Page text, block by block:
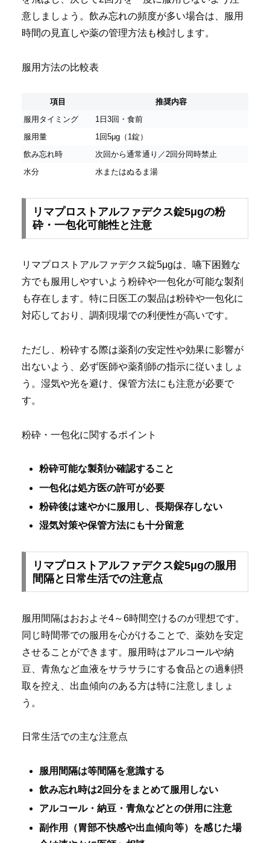
意しましょう。飲み忘れの頻度が多い場合は、服用
時間の見直しや薬の管理方法も検討します。
服用方法の比較表
項目
推奨内容
服用タイミング
1日3回・食前
服用量
1回5μg（1錠）
飲み忘れ時
次回から通常通り／2回分同時禁止
水分
水またはぬるま湯
リマプロストアルファデクス錠5μgの粉
砕・一包化可能性と注意
リマプロストアルファデクス錠5μgは、嚥下困難な
方でも服用しやすいよう粉砕や一包化が可能な製剤
も存在します。特に日医工の製品は粉砕や一包化に
対応しており、調剤現場での利便性が高いです。
ただし、粉砕する際は薬剤の安定性や効果に影響が
出ないよう、必ず医師や薬剤師の指示に従いましょ
う。湿気や光を避け、保管方法にも注意が必要で
す。
粉砕・一包化に関するポイント
粉砕可能な製剤か確認すること
一包化は処方医の許可が必要
粉砕後は速やかに服用し、長期保存しない
湿気対策や保管方法にも十分留意
リマプロストアルファデクス錠5μgの服用
間隔と日常生活での注意点
服用間隔はおおよそ4～6時間空けるのが理想です。
同じ時間帯での服用を心がけることで、薬効を安定
させることができます。服用時はアルコールや納
豆、青魚など血液をサラサラにする食品との過剰摂
取を控え、出血傾向のある方は特に注意しましょ
う。
日常生活での主な注意点
服用間隔は等間隔を意識する
飲み忘れ時は2回分をまとめて服用しない
アルコール・納豆・青魚などとの併用に注意
副作用（胃部不快感や出血傾向等）を感じた場